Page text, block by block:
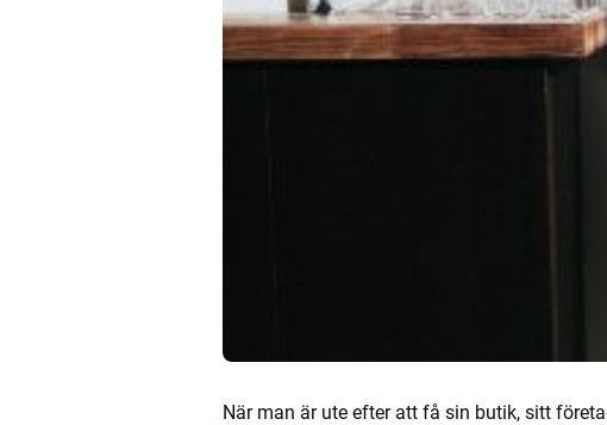
När man är ute efter att få sin butik, sitt